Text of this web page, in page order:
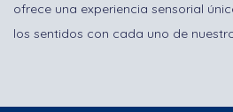
ofrece una experiencia sensorial
los sentidos con cada uno de